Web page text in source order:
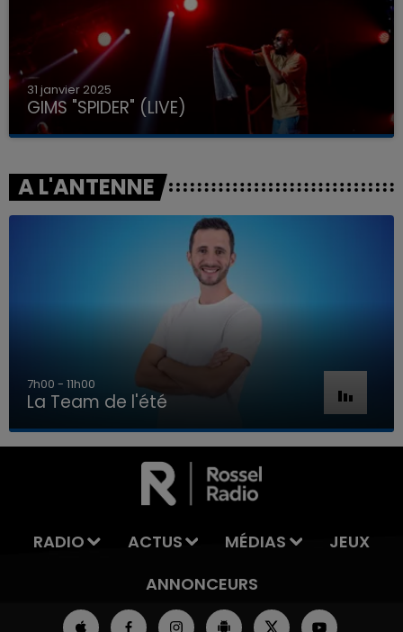
LA TEAM DE L'ÉTÉ
31 janvier 2025
GIMS "SPIDER" (LIVE)
A L'ANTENNE
7h00 - 11h00
La Team de l'été
RADIO ACTUS MÉDIAS
JEUX
ANNONCEURS